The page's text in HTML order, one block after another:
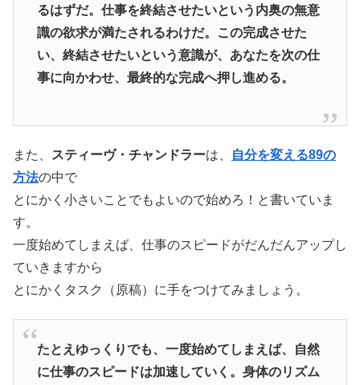
るはずだ。仕事を終結させたいという内奥の無意
識の欲求が満たされるわけだ。この完成させた
い、終結させたいという意識が、あなたを次の仕
事に向かわせ、最終的な完成へ押し進める。
また、 スティーヴ・チャンドラーは、
自分を変える89の
方法の中で
とにかく小さいことでもよいので始めろ！と書いていま
す。
一度始めてしまえば、仕事のスピードがだんだんアップし
ていきますから
とにかくタスク（原稿）に手をつけてみましょう。
たとえゆっくりでも、一度始めてしまえば、自然
に仕事のスピードは加速していく。身体のリズム